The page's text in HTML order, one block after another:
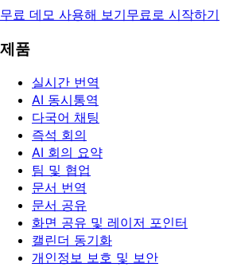
무료 데모 사용해 보기무료로 시작하기
제품
실시간 번역
AI 동시통역
다국어 채팅
즉석 회의
AI 회의 요약
팀 및 협업
문서 번역
문서 공유
화면 공유 및 레이저 포인터
캘린더 동기화
개인정보 보호 및 보안